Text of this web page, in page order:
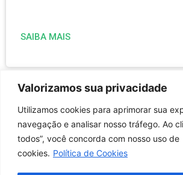
Valorizamos sua privacidade
Utilizamos cookies para aprimorar sua
navegação e analisar nosso tráfego. Ao
todos”, você concorda com nosso uso de
cookies. Política de Cookies
SAIBA MAIS